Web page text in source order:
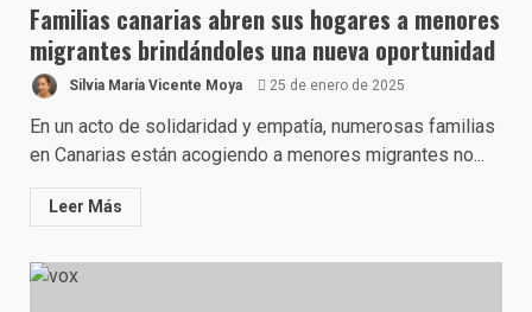
Familias canarias abren sus hogares a menores
migrantes brindándoles una nueva oportunidad
Silvia María Vicente Moya 25 de enero de 2025
En un acto de solidaridad y empatía, numerosas familias
en Canarias están acogiendo a menores migrantes no...
Leer Más